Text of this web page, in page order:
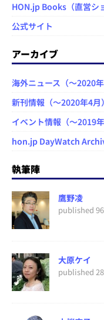
HON.jp Books（直営シ
公式サイト
アーカイブ
海外ニュース（～2020年
新刊情報（～2020年4月）
イベント情報（～2019年
hon.jp DayWatch
執筆陣
鷹野凌
published
大原ケイ
published